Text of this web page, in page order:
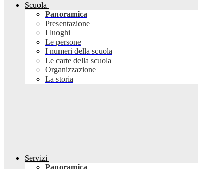
Scuola
Panoramica
Presentazione
I luoghi
Le persone
I numeri della scuola
Le carte della scuola
Organizzazione
La storia
Servizi